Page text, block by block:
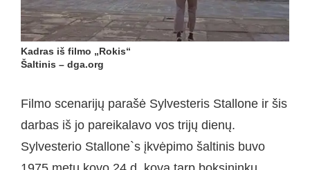
Kadras iš filmo „Rokis“
Šaltinis – dga.org
Filmo scenarijų parašė Sylvesteris Stallone ir šis
darbas iš jo pareikalavo vos trijų dienų.
Sylvesterio Stallone`s įkvėpimo šaltinis buvo